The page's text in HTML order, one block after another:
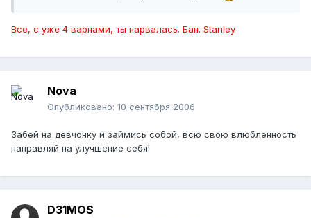
Все, с уже 4 варнами, ты нарвалась. Бан. Stanley
Nova
Опубликовано: 10 сентября 2006
Забей на девчонку и займись собой, всю свою влюбленность
направляй на улучшение себя!
D31MO$